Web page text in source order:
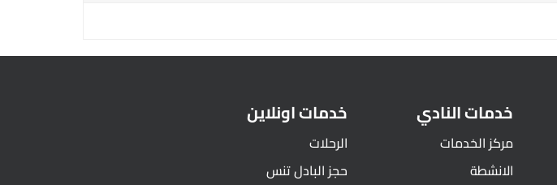
خدمات النادي
مركز الخدمات
الانشطة
خدمات اونلاين
الرحلات
حجز البادل تنس